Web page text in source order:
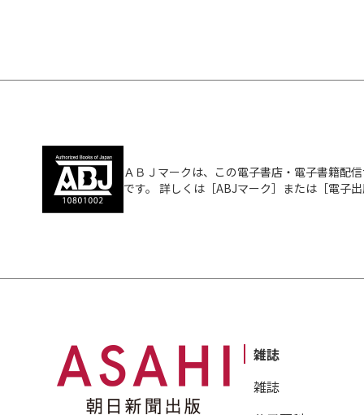
ＡＢＪマークは、この電子書店・電子書籍配
です。 詳しくは［ABJマーク］または［電子
雑誌
雑誌